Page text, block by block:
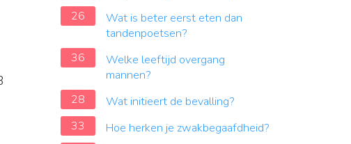
26
Wat is beter eerst eten dan
tandenpoetsen?
36
Welke leeftijd overgang
mannen?
28
Wat initieert de bevalling?
33
Hoe herken je zwakbegaafdheid?